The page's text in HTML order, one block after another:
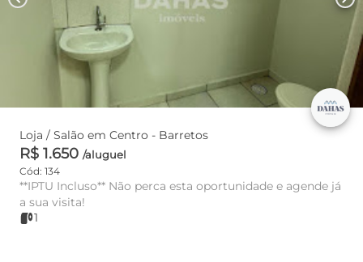
Loja / Salão em Centro - Barretos
R$ 1.650 /aluguel
Cód: 134
**IPTU Incluso** Não perca esta oportunidade e agende já
a sua visita!
1